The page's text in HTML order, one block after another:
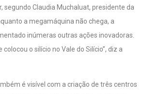
segundo Claudia Muchaluat, presidente da
a megamáquina não chega, a
inúmeras outras ações inovadoras.
o silício no Vale do Silício”, diz a
é visível com a criação de três centros